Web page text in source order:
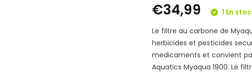
€34,99
1 En
Le filtre au carbone de
herbicides et pesticides
medicaments et convient
Aquatics Myaqua 1900. Le